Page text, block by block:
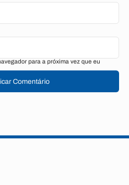
para a próxima vez que eu
Comentário